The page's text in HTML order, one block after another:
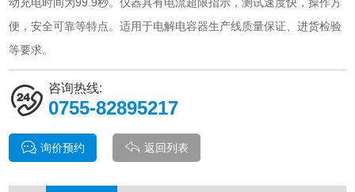
便，安全可靠等特点。适用于电解电容器生产线质量保证、进货检验
等要求。
咨询热线:
0755-82895217
询价预约 返回列表